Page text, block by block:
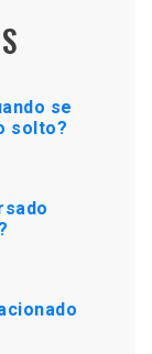
se
solto?